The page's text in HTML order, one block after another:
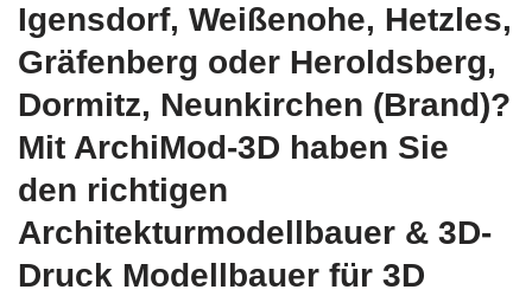
Igensdorf, Weißenohe, Hetzles,
Gräfenberg oder Heroldsberg,
Dormitz, Neunkirchen (Brand)?
Mit ArchiMod-3D haben Sie
den richtigen
Architekturmodellbauer & 3D-
Druck Modellbauer für 3D